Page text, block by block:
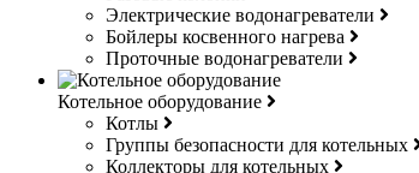
Электрические водонагреватели
Бойлеры косвенного нагрева
Проточные водонагреватели
Котельное оборудование
Котлы
Группы безопасности для котельных
Коллекторы для котельных